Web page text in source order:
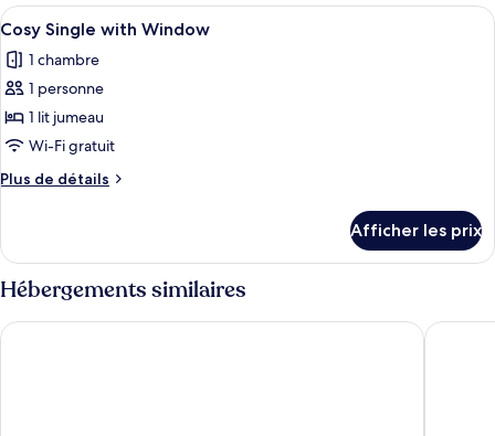
Double
Room
Double
Room
Afficher
toutes
les
photos
pour
ce
type
de
Cosy
Single
with
Window
Une chambre d’hôtel moderne
6
Cosy Single with Window
1 chambre
1 personne
1 lit jumeau
Wi-Fi gratuit
Plus de détails
Plus
Cosy
Single
with
Window
Afficher les prix
Hébergements similaires
Hampton by Hilton London Waterloo Ibis